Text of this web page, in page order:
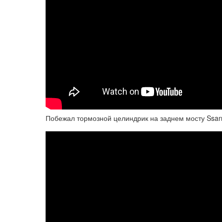
Побежал тормозной целиндрик на заднем мосту